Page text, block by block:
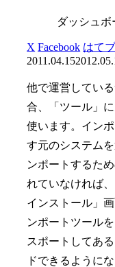
ダッシュボ
X Facebook はてブ
2011.04.15
他で運営してい
合、「ツール」
使います。イン
す元のシステム
ンポートするた
れていなければ
インストール」
ンポートツール
スポートしてあ
ドできるようにな